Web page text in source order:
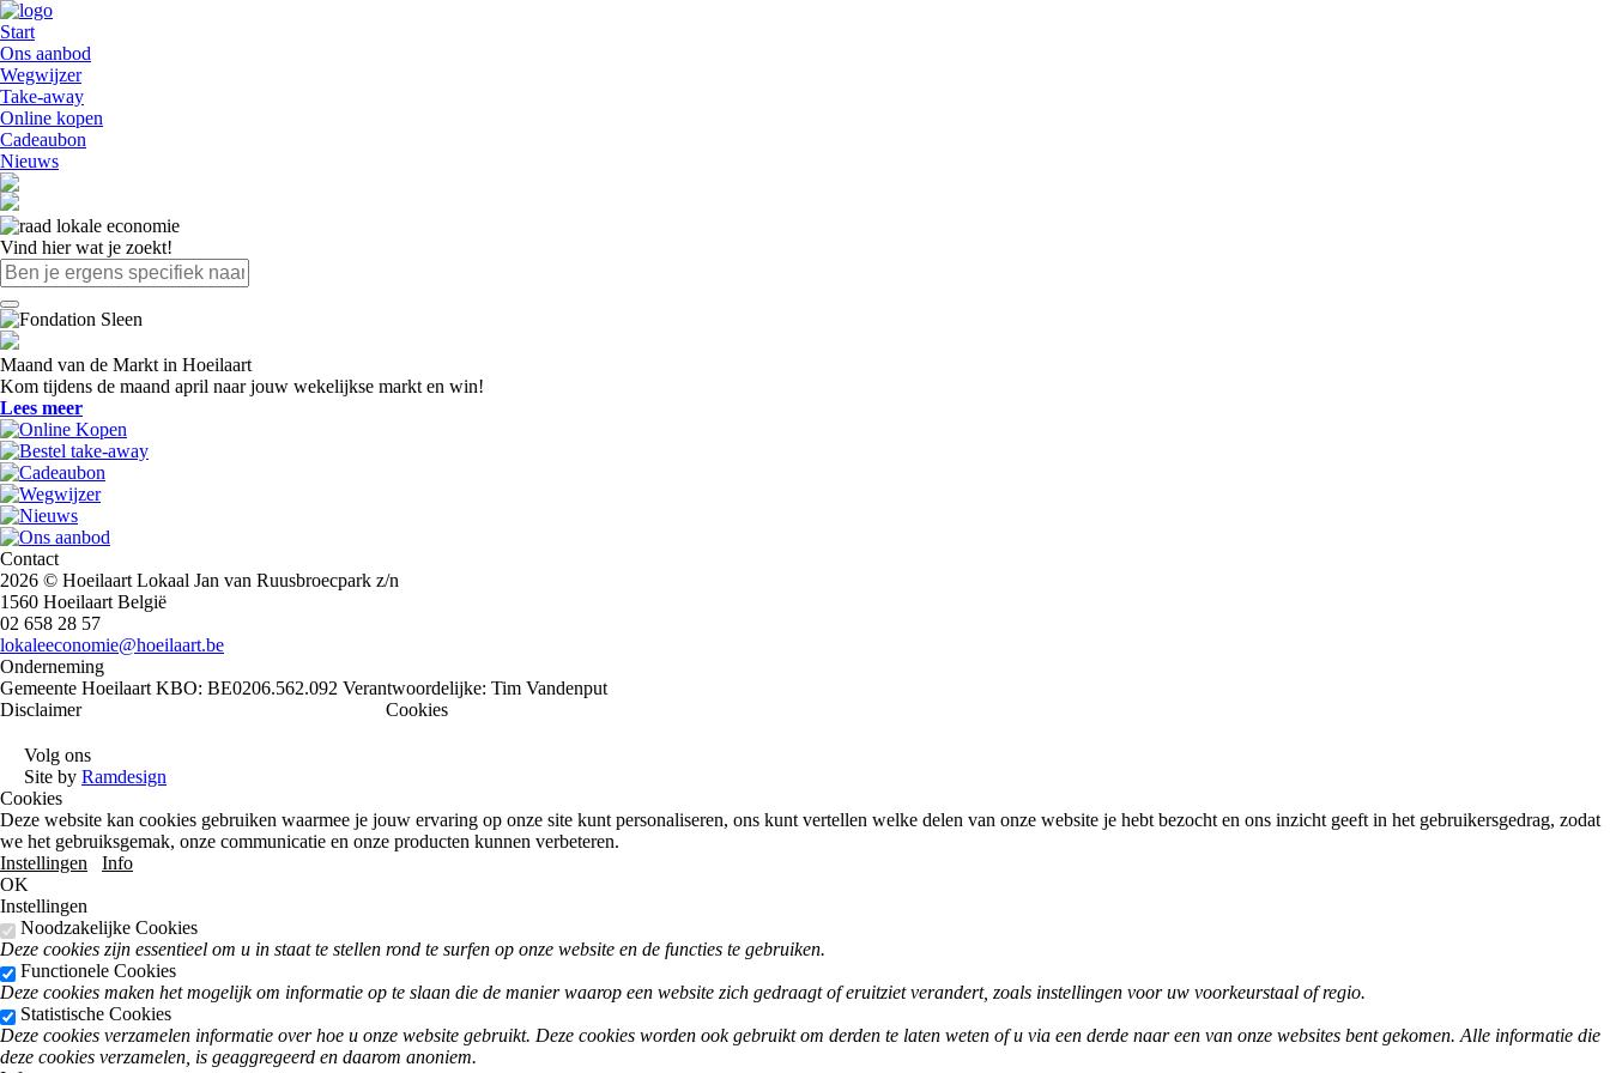
Start
Ons aanbod
Wegwijzer
Take-away
Online kopen
Cadeaubon
Nieuws
Vind hier wat je zoekt!
Maand van de Markt in Hoeilaart
Kom tijdens de maand april naar jouw wekelijkse markt en win!
Lees meer
Contact
2026 © Hoeilaart Lokaal Jan van Ruusbroecpark z/n
1560 Hoeilaart België
02 658 28 57
lokaleeconomie@hoeilaart.be
Onderneming
Gemeente Hoeilaart KBO: BE0206.562.092 Verantwoordelijke: Tim Vandenput
Disclaimer
Cookies
Volg ons
Site by Ramdesign
Cookies
Deze website kan cookies gebruiken waarmee je jouw ervaring op onze site kunt personaliseren, ons kunt vertellen welke delen van onze website je hebt bezocht en ons inzicht geeft in het gebruikersgedrag, zodat
we het gebruiksgemak, onze communicatie en onze producten kunnen verbeteren.
Instellingen
Info
OK
Instellingen
Noodzakelijke Cookies
Deze cookies zijn essentieel om u in staat te stellen rond te surfen op onze website en de functies te gebruiken.
Functionele Cookies
Deze cookies maken het mogelijk om informatie op te slaan die de manier waarop een website zich gedraagt of eruitziet verandert, zoals instellingen voor uw voorkeurstaal of regio.
Statistische Cookies
Deze cookies verzamelen informatie over hoe u onze website gebruikt. Deze cookies worden ook gebruikt om derden te laten weten of u via een derde naar een van onze websites bent gekomen. Alle informatie die
deze cookies verzamelen, is geaggregeerd en daarom anoniem.